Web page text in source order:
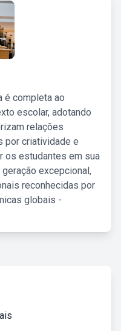
é completa ao
escolar, adotando
relações
por criatividade e
os estudantes em sua
excepcional,
reconhecidas por
globais -